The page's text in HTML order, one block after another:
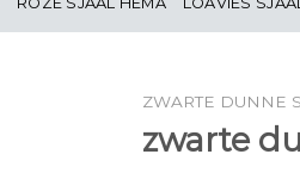
ZWARTE DUNNE
zwarte